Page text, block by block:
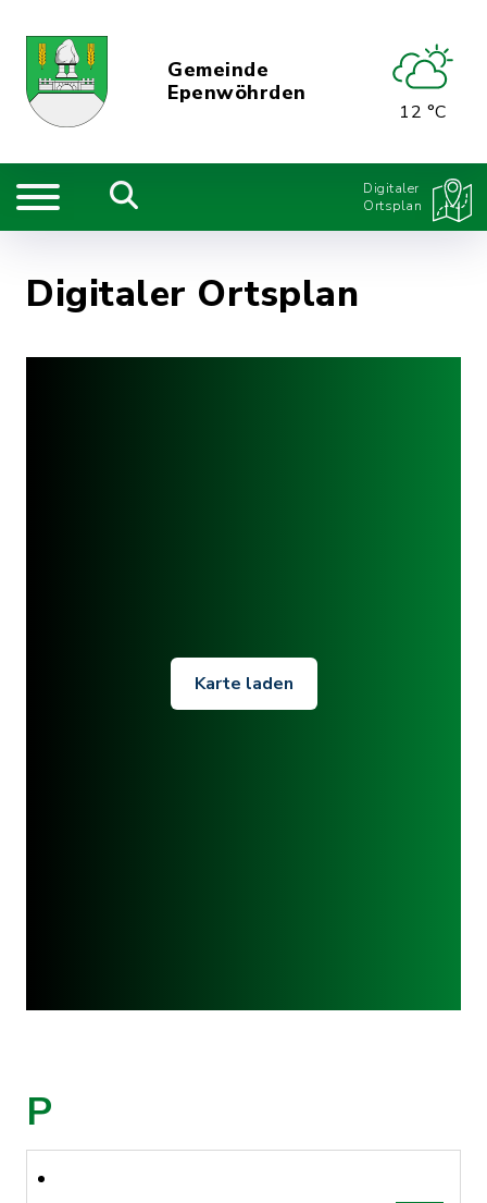
Gemeinde
Epenwöhrden
12 °C
Digitaler
Ortsplan
Digitaler Ortsplan
Karte laden
P